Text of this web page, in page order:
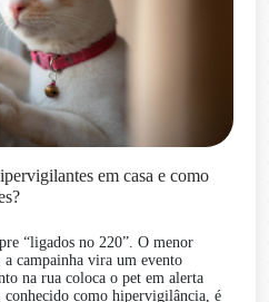
em casa e como
“ligados no 220”. O menor
campainha vira um evento
na rua coloca o pet em alerta
como hipervigilância, é